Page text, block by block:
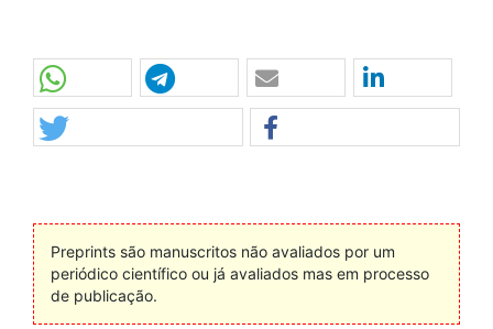
Preprints são manuscritos não avaliados por um
periódico científico ou já avaliados mas em processo
de publicação.